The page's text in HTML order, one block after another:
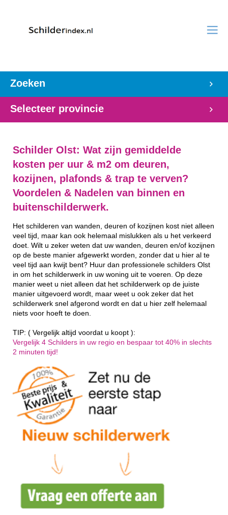
Zoeken
Selecteer provincie
Schilder Olst: Wat zijn gemiddelde
kosten per uur & m2 om deuren,
kozijnen, plafonds & trap te verven?
Voordelen & Nadelen van binnen en
buitenschilderwerk.
Het schilderen van wanden, deuren of kozijnen kost niet alleen
veel tijd, maar kan ook helemaal mislukken als u het verkeerd
doet. Wilt u zeker weten dat uw wanden, deuren en/of kozijnen
op de beste manier afgewerkt worden, zonder dat u hier al te
veel tijd aan kwijt bent? Huur dan professionele schilders Olst
in om het schilderwerk in uw woning uit te voeren. Op deze
manier weet u niet alleen dat het schilderwerk op de juiste
manier uitgevoerd wordt, maar weet u ook zeker dat het
schilderwerk snel afgerond wordt en dat u hier zelf helemaal
niets voor hoeft te doen.
TIP: ( Vergelijk altijd voordat u koopt ):
Vergelijk 4 Schilders in uw regio en bespaar tot 40% in slechts
2 minuten tijd!